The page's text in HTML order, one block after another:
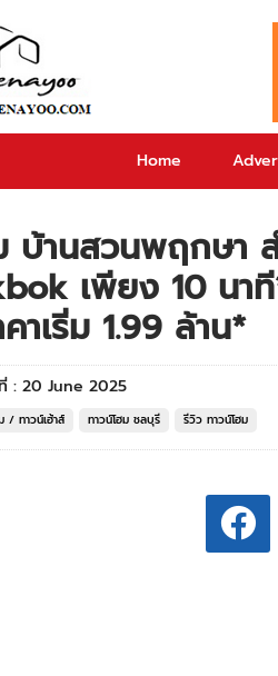
Home
บ้านสวนพฤกษา
เพียง 10 น
าเริ่ม 1.99 ล้าน*
: 20 June 2025
/ ทาวน์เฮ้าส์ ทาวน์โฮม ชลบุรี รีวิว ทาวน์โฮม